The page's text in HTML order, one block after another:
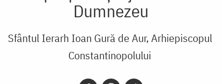
Dumnezeu
Sfântul Ierarh Ioan Gură de Aur, Arhiepiscopul
Constantinopolului